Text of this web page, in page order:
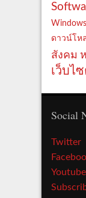
Windows
ดาวน์โห
สังคม
เว็บไ
Social
Twitter
Youtube